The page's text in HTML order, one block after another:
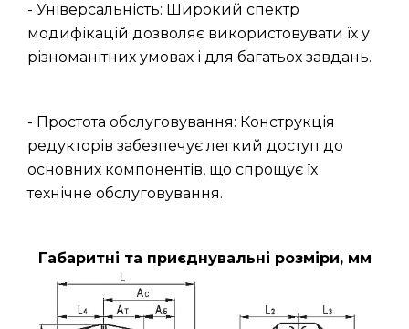
- Універсальність: Широкий спектр
модифікацій дозволяє використовувати їх у
різноманітних умовах і для багатьох завдань.
- Простота обслуговування: Конструкція
редукторів забезпечує легкий доступ до
основних компонентів, що спрощує їх
технічне обслуговування.
Габаритні та приєднувальні розміри, мм